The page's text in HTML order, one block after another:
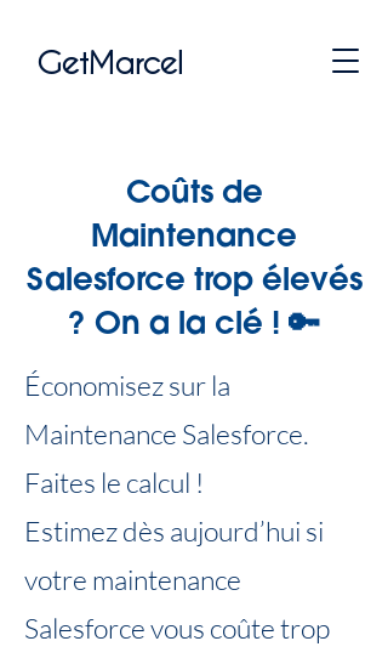
GetMarcel
Coûts de
Maintenance
Salesforce trop élevés
? On a la clé ! 🔑
Économisez sur la
Maintenance Salesforce.
Faites le calcul !
Estimez dès aujourd’hui si
votre maintenance
Salesforce vous coûte trop